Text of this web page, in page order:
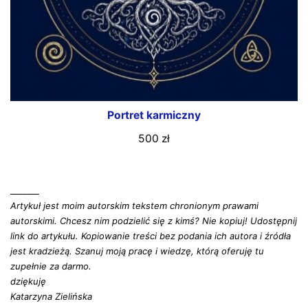
Portret karmiczny
500 zł
Artykuł jest moim autorskim tekstem chronionym prawami
autorskimi. Chcesz nim podzielić się z kimś? Nie kopiuj! Udostępnij
link do artykułu. Kopiowanie treści bez podania ich autora i źródła
jest kradzieżą. Szanuj moją pracę i wiedzę, którą oferuję tu
zupełnie za darmo.
dziękuję
Katarzyna Zielińska